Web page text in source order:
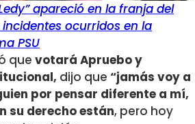
apareció en la franja del
ocurridos en la
PSU
que votará Apruebo y
dijo que “jamás voy a
por pensar diferente a mí,
su derecho están, pero hoy